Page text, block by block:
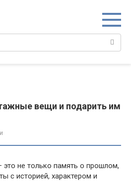
вещи и подарить им
не только память о прошлом,
с историей, характером и